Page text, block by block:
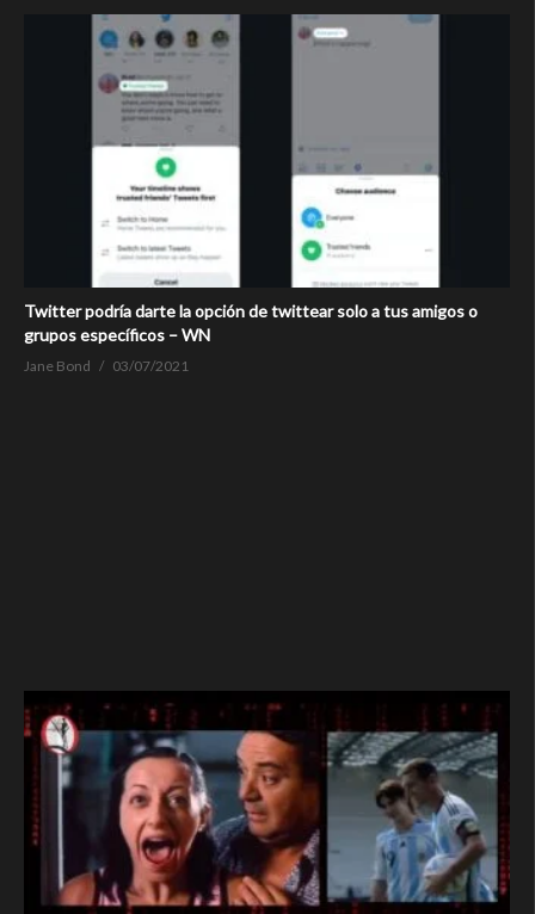
Twitter podría darte la opción de twittear solo a tus amigos o
grupos específicos – WN
Jane Bond 03/07/2021